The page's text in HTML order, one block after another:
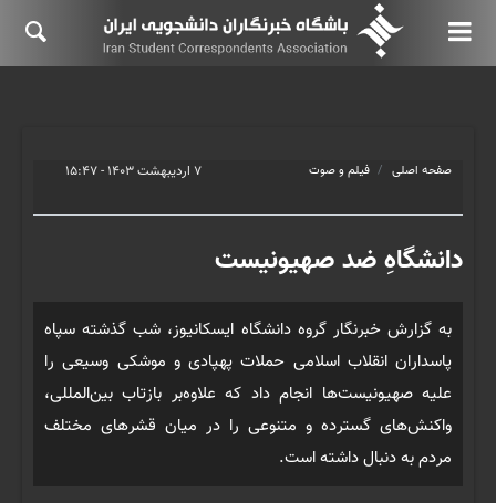
صفحه اصلی فیلم و صوت ۷ اردیبهشت ۱۴۰۳ - ۱۵:۴۷
دانشگاهِ ضد صهیونیست
به گزارش خبرنگار گروه دانشگاه ایسکانیوز، شب گذشته سپاه
پاسداران انقلاب اسلامی حملات پهپادی و موشکی وسیعی را
علیه صهیونیست‌ها انجام داد که علاوه‌بر بازتاب بین‌المللی،
واکنش‌های گسترده و متنوعی را در میان قشرهای مختلف
مردم به دنبال داشته است.